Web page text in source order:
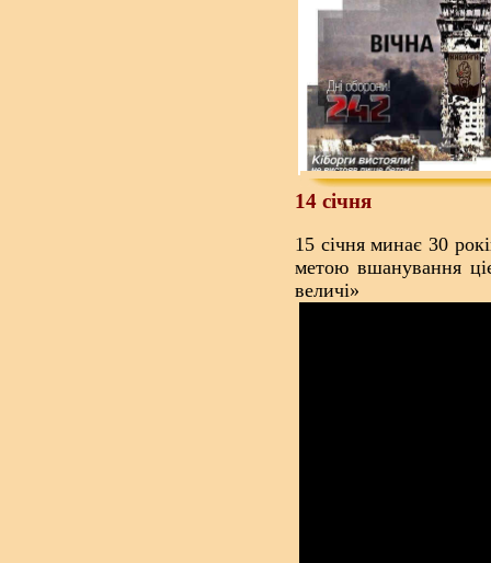
14 січня
15 січня минає 30
метою вшанування
величі»